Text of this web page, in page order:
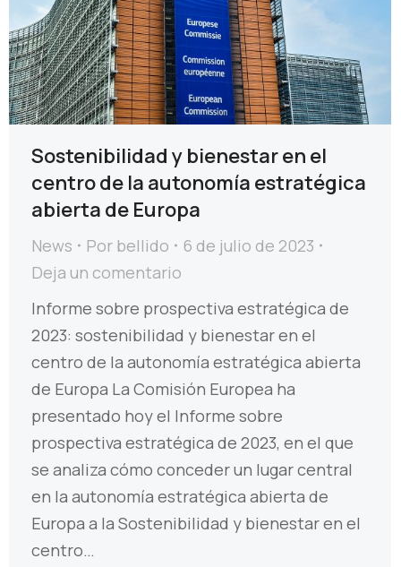
Sostenibilidad y bienestar en el
centro de la autonomía estratégica
abierta de Europa
News Por bellido
6 de julio de 2023
Deja un comentario
Informe sobre prospectiva estratégica de
2023: sostenibilidad y bienestar en el
centro de la autonomía estratégica abierta
de Europa La Comisión Europea ha
presentado hoy el Informe sobre
prospectiva estratégica de 2023, en el que
se analiza cómo conceder un lugar central
en la autonomía estratégica abierta de
Europa a la Sostenibilidad y bienestar en el
centro…